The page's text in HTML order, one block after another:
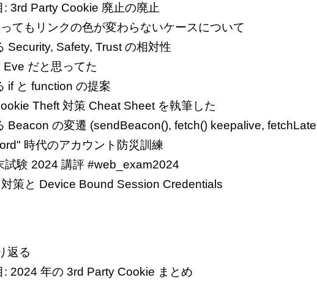
: 3rd Party Cookie 廃止の廃止
てもリンクの色が変わらないケースについて
Security, Safety, Trust の相対性
Eve だと思ってた
if と function の提案
Theft 対策 Cheat Sheet を執筆した
Beacon の変遷 (sendBeacon(), fetch() keepalive,
時代のアカウント防災訓練
試験 2024 講評 #web_exam2024
策と Device Bound Session Credentials
返る
: 2024 年の 3rd Party Cookie まとめ